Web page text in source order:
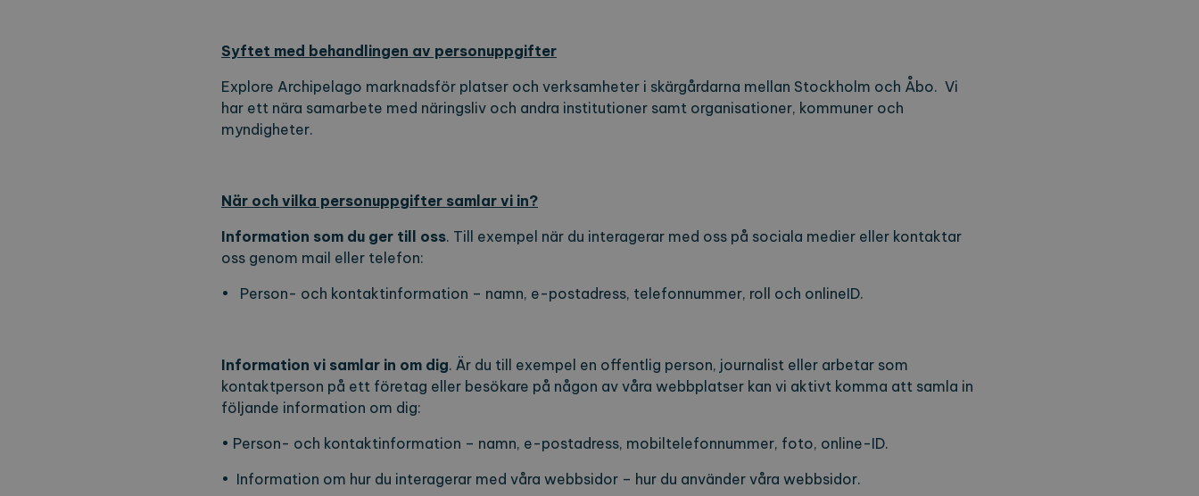
Syftet med behandlingen av personuppgifter
Explore Archipelago marknadsför platser och verksamheter i skärgårdarna mellan Stockholm och Åbo. Vi
har ett nära samarbete med näringsliv och andra institutioner samt organisationer, kommuner och
myndigheter.
När och vilka personuppgifter samlar vi in?
Information som du ger till oss. Till exempel när du interagerar med oss på sociala medier eller kontaktar
oss genom mail eller telefon:
• Person- och kontaktinformation – namn, e-postadress, telefonnummer, roll och onlineID.
Information vi samlar in om dig. Är du till exempel en offentlig person, journalist eller arbetar som
kontaktperson på ett företag eller besökare på någon av våra webbplatser kan vi aktivt komma att samla in
följande information om dig:
• Person- och kontaktinformation – namn, e-postadress, mobiltelefonnummer, foto, online-ID.
• Information om hur du interagerar med våra webbsidor – hur du använder våra webbsidor.